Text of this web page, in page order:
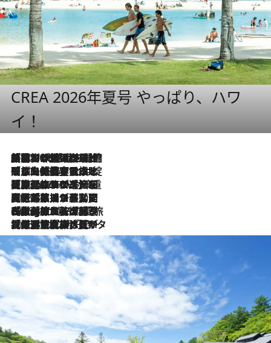
CREA 2026年夏号 やっぱり、ハワ
イ！
2026.8.6
「荷物が増えるほど旅ストレスは増す」美容ジャーナリストがたどり着いた最終結論。“化粧品を劇的に減らす”感動の凝縮美容とは
2026.8.6
「旅先には金髪ウィッグを持参」日本と同じメイクでは損してる!? 美容ジャーナリストが提案する“掟破りの旅美容”とは
2026.8.6
【厳選旅コスメ】「身軽さ＆UV対策重視！」ヘアアーティストshucoが選んだ夏旅ベストコスメを発表【Mサイズジップ】
2026.8.5
【厳選旅コスメ】国内をあちこち移動する河井菜摘が選んだ夏旅ベストコスメ発表！「リラックスアイテムはマスト」【Mサイズジップ】
2026.8.4
【厳選旅コスメ】「紫外線＆乾燥対策しながらメイク感も！」ヘア＆メイクGeorgeが選んだ夏旅ベストコスメを発表！【Mサイズジップ】
2026.8.3
【厳選旅コスメ】「保湿もタイパ重視！」“サウナ好き”タレント清水みさとが愛用する夏旅ベストコスメを発表！【Mサイズジップ】